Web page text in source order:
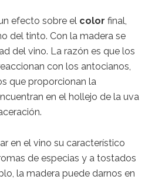
efecto sobre el color final,
del tinto. Con la madera se
del vino. La razón es que los
con los antocianos,
que proporcionan la
en el hollejo de la uva
en el vino su característico
de especias y a tostados
la madera puede darnos en